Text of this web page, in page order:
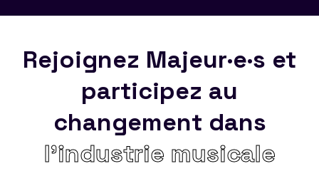
Rejoignez Majeur·e·s et
participez au
changement dans
l’industrie musicale